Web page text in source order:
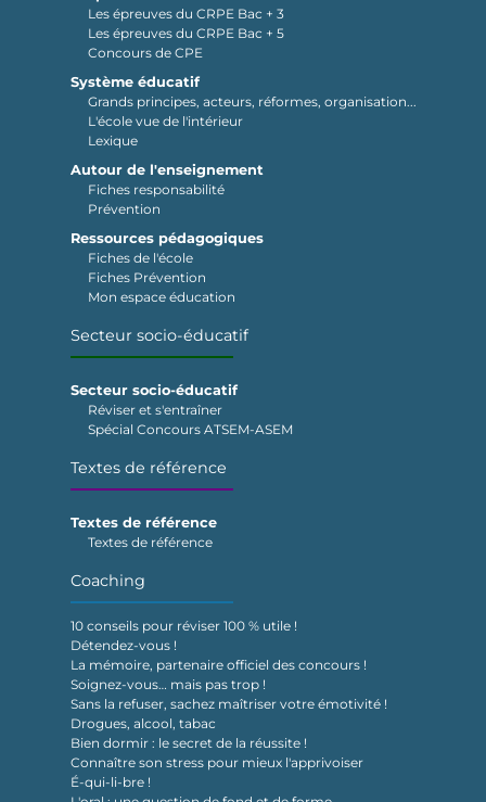
Les épreuves du CRPE Bac + 3
Les épreuves du CRPE Bac + 5
Concours de CPE
Système éducatif
Grands principes, acteurs, réformes, organisation...
L'école vue de l'intérieur
Lexique
Autour de l'enseignement
Fiches responsabilité
Prévention
Ressources pédagogiques
Fiches de l'école
Fiches Prévention
Mon espace éducation
Secteur socio-éducatif
Secteur socio-éducatif
Réviser et s'entraîner
Spécial Concours ATSEM-ASEM
Textes de référence
Textes de référence
Textes de référence
Coaching
10 conseils pour réviser 100 % utile !
Détendez-vous !
La mémoire, partenaire officiel des concours !
Soignez-vous… mais pas trop !
Sans la refuser, sachez maîtriser votre émotivité !
Drogues, alcool, tabac
Bien dormir : le secret de la réussite !
Connaître son stress pour mieux l'apprivoiser
É-qui-li-bre !